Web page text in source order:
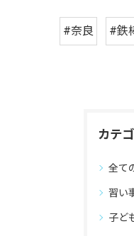
#奈良 #鉄
カテ
全て
習い
子ど